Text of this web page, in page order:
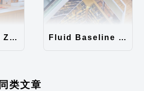
Undistracted Zen主题汉化包 Fluid Baseline Grid主题汉化包
同类文章